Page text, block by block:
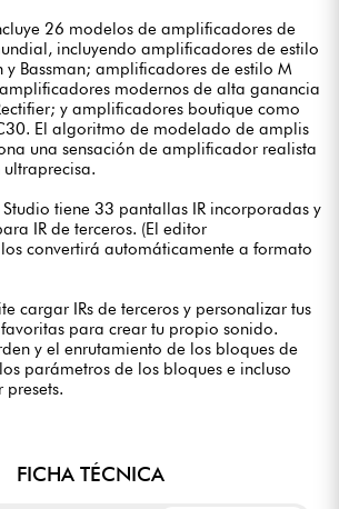
26 modelos de amplificadores de
incluyendo amplificadores de estilo
y Bassman; amplificadores de estilo M
modernos de alta ganancia
y amplificadores boutique como
El algoritmo de modelado de amplis
una sensación de amplificador realista
tiene 33 pantallas IR incorporadas y
IR de terceros. (El editor
los convertirá automáticamente a formato
cargar IRs de terceros y personalizar tus
para crear tu propio sonido.
y el enrutamiento de los bloques de
parámetros de los bloques e incluso
FICHA TÉCNICA